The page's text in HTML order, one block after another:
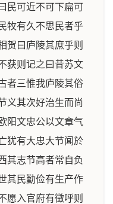
民可近不可下扁可
牧有久不思民者乎
贺曰庐陵其庶乎则
获则记之曰昔苏文
者三惟我庐陵其俗
义其次好治生而尚
阳文忠公以文章气
犹有大忠大节闻於
其志节高者常自负
其民勤俭有生产作
愿入官府有徵呼则